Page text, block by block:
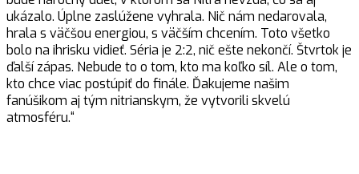
ukázalo. Úplne zaslúžene vyhrala. Nič nám nedarovala,
hrala s väčšou energiou, s väčším chcením. Toto všetko
bolo na ihrisku vidieť. Séria je 2:2, nič ešte nekončí. Štvrtok je
ďalší zápas. Nebude to o tom, kto ma koľko síl. Ale o tom,
kto chce viac postúpiť do finále. Ďakujeme našim
fanúšikom aj tým nitrianskym, že vytvorili skvelú
atmosféru.“